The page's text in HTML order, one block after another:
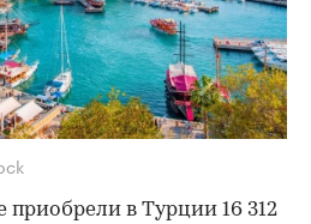
приобрели в Турции 16 312